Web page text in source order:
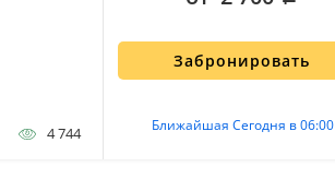
4 744
Забронировать
Ближайшая Сегодня в 06:00